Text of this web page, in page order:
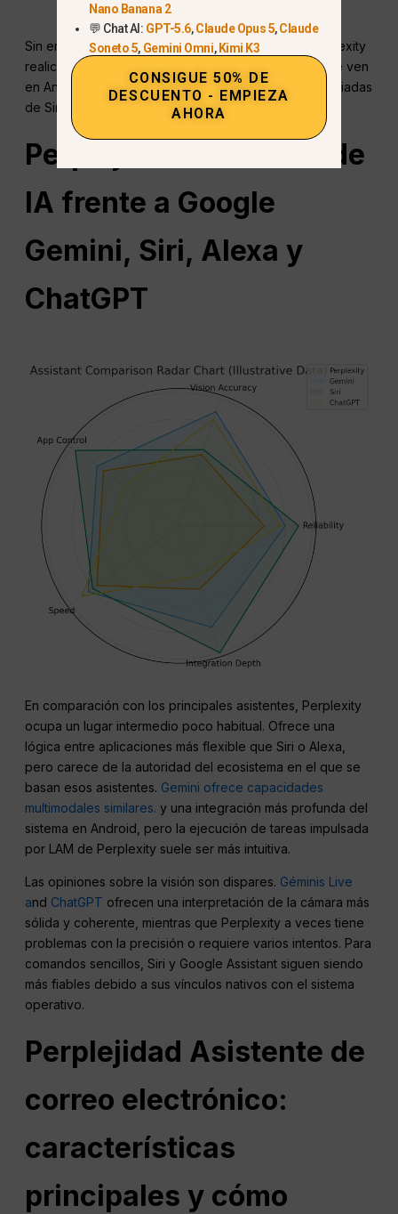
de la pantalla:
Sin embargo, el sandboxing de iOS impide que Perplexity
realice las mismas acciones entre aplicaciones que se ven
en Android. No puede anular las capacidades privilegiadas
de Siri ni realizar tareas más profundas del sistema.
Perplejidad
Asistente de
IA frente a Google
Gemini, Siri, Alexa y
ChatGPT
En comparación con los principales asistentes, Perplexity
ocupa un lugar intermedio poco habitual. Ofrece una
lógica entre aplicaciones más flexible que Siri o Alexa,
pero carece de la autoridad del ecosistema en el que se
basan esos asistentes. Gemini ofrece capacidades
multimodales similares. y una integración más profunda del
sistema en Android, pero la ejecución de tareas impulsada
por LAM de Perplexity suele ser más intuitiva.
Las opiniones sobre la visión son dispares. Géminis Live
and ChatGPT ofrecen una interpretación de la cámara más
sólida y coherente, mientras que Perplexity a veces tiene
problemas con la precisión o requiere varios intentos. Para
comandos sencillos, Siri y Google Assistant siguen siendo
más fiables debido a sus vínculos nativos con el sistema
operativo.
Perplejidad Asistente de
correo electrónico:
características
principales y cómo
Nano Banana 2
💬 Chat AI: GPT-5.6,Claude Opus 5,Claude
Soneto 5, Gemini Omni, Kimi K3
CONSIGUE 50% DE
DESCUENTO - EMPIEZA
AHORA